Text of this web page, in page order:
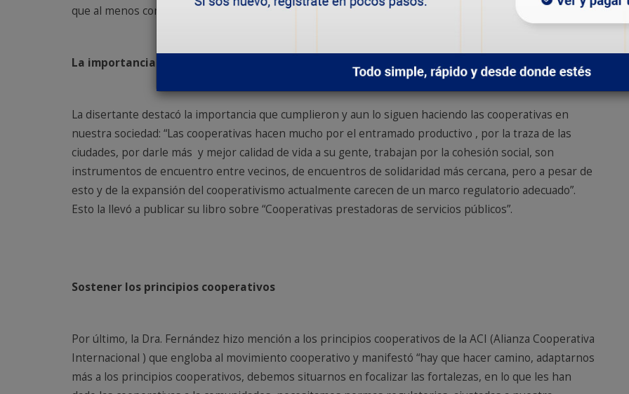
que al menos contemple el aumento directo sin necesidad de autorización del Concejo Deliberante.
La importancia de la función social de las cooperativas
La disertante destacó la importancia que cumplieron y aun lo siguen haciendo las cooperativas en
nuestra sociedad: “Las cooperativas hacen mucho por el entramado productivo , por la traza de las
ciudades, por darle más y mejor calidad de vida a su gente, trabajan por la cohesión social, son
instrumentos de encuentro entre vecinos, de encuentros de solidaridad más cercana, pero a pesar de
esto y de la expansión del cooperativismo actualmente carecen de un marco regulatorio adecuado”.
Esto la llevó a publicar su libro sobre “Cooperativas prestadoras de servicios públicos”.
Sostener los principios cooperativos
Por último, la Dra. Fernández hizo mención a los principios cooperativos de la ACI (Alianza Cooperativa
Internacional ) que engloba al movimiento cooperativo y manifestó “hay que hacer camino, adaptarnos
más a los principios cooperativos, debemos situarnos en focalizar las fortalezas, en lo que les han